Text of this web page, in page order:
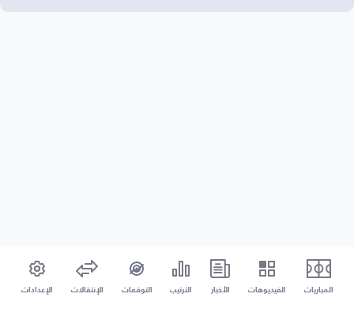
المباريات الفيديوهات الأخبار الترتيب التوقعات الإنتقالات الإعدادات